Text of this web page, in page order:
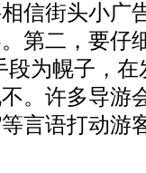
街头小广
第二，要仔
段为幌子，
。许多导游
言语打动游